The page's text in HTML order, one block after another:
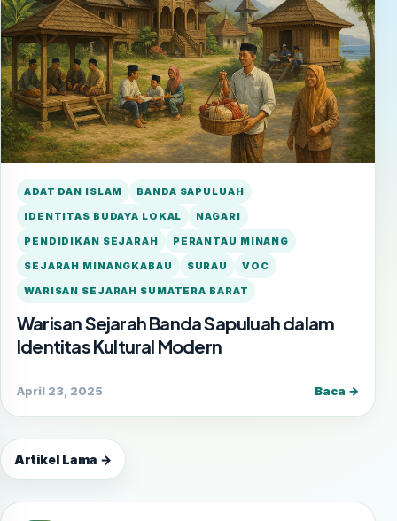
ADAT DAN ISLAM
BANDA SAPULUAH
IDENTITAS BUDAYA LOKAL
NAGARI
PENDIDIKAN SEJARAH
PERANTAU MINANG
SEJARAH MINANGKABAU
SURAU
VOC
WARISAN SEJARAH SUMATERA BARAT
Warisan Sejarah Banda Sapuluah dalam
Identitas Kultural Modern
April 23, 2025 Baca →
Artikel Lama →